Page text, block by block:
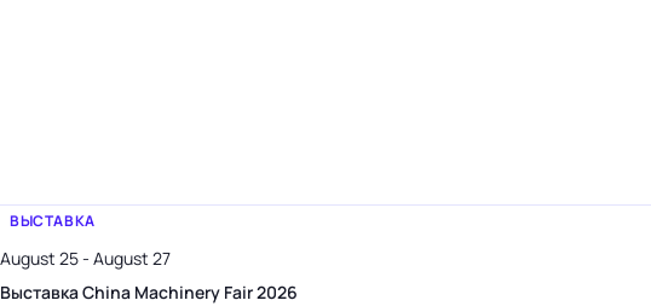
ВЫСТАВКА
August 25 - August 27
Выставка China Machinery Fair 2026